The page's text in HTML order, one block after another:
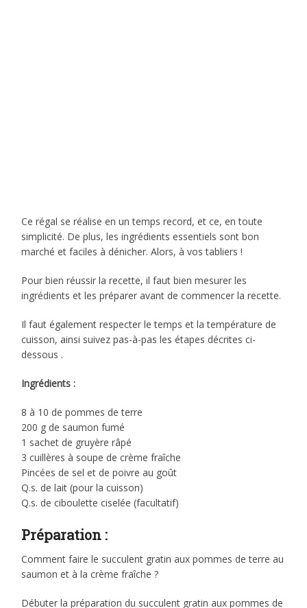
Ce régal se réalise en un temps record, et ce, en toute
simplicité. De plus, les ingrédients essentiels sont bon
marché et faciles à dénicher. Alors, à vos tabliers !
Pour bien réussir la recette, il faut bien mesurer les
ingrédients et les préparer avant de commencer la recette.
Il faut également respecter le temps et la température de
cuisson, ainsi suivez pas-à-pas les étapes décrites ci-
dessous .
Ingrédients :
8 à 10 de pommes de terre
200 g de saumon fumé
1 sachet de gruyère râpé
3 cuillères à soupe de crème fraîche
Pincées de sel et de poivre au goût
Q.s. de lait (pour la cuisson)
Q.s. de ciboulette ciselée (facultatif)
Préparation :
Comment faire le succulent gratin aux pommes de terre au
saumon et à la crème fraîche ?
Débuter la préparation du succulent gratin aux pommes de